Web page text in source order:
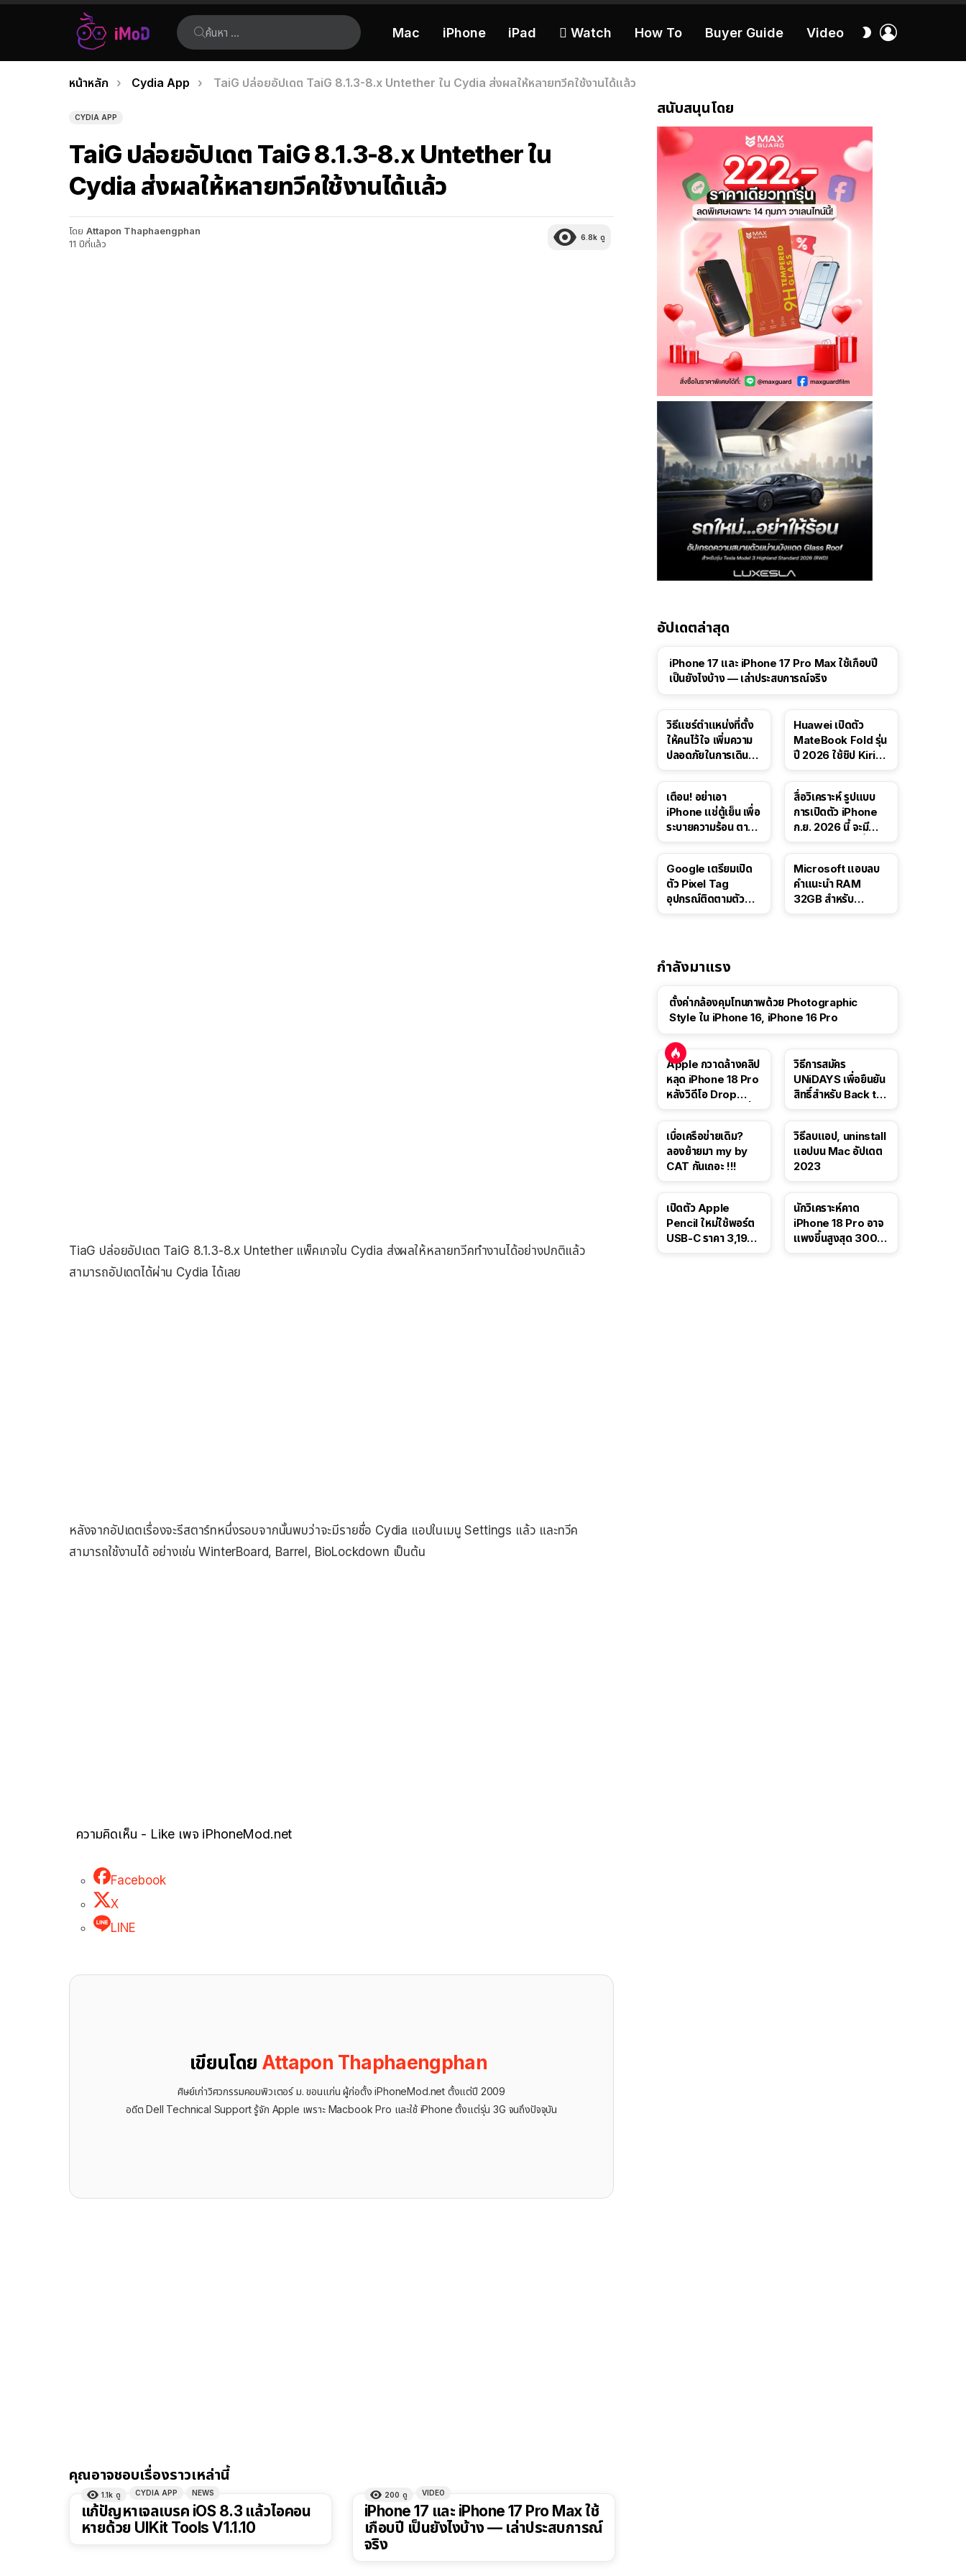
ค้นหา:
Mac iPhone iPad  Watch How To Buyer Guide Video
สลับ
เรื่อง
ล่าสุด
คุณอยู่ที่นี่:
หน้าหลัก Cydia App TaiG ปล่อยอัปเดต TaiG 8.1.3-8.x Untether ใน Cydia ส่งผลให้หลายทวีคใช้งานได้แล้ว
CYDIA APP
TaiG ปล่อยอัปเดต TaiG 8.1.3-8.x Untether ใน
Cydia ส่งผลให้หลายทวีคใช้งานได้แล้ว
โดย Attapon Thaphaengphan
11 ปีที่แล้ว
6.8k ดู
TiaG ปล่อยอัปเดต TaiG 8.1.3-8.x Untether แพ็คเกจใน Cydia ส่งผลให้หลายทวีคทำงานได้อย่างปกติแล้ว
สามารถอัปเดตได้ผ่าน Cydia ได้เลย
หลังจากอัปเดตเรื่องจะรีสตาร์ทหนึ่งรอบจากนั้นพบว่าจะมีรายชื่อ Cydia แอปในเมนู Settings แล้ว และทวีค
สามารถใช้งานได้ อย่างเช่น WinterBoard, Barrel, BioLockdown เป็นต้น
ความคิดเห็น - Like เพจ iPhoneMod.net
Facebook
X
LINE
เขียนโดย Attapon Thaphaengphan
ศิษย์เก่าวิศวกรรมคอมพิวเตอร์ ม. ขอนแก่น ผู้ก่อตั้ง iPhoneMod.net ตั้งแต่ปี 2009
อดีต Dell Technical Support รู้จัก ​Apple เพราะ Macbook Pro และใช้ iPhone ตั้งแต่รุ่น 3G จนถึงปัจจุบัน
คุณอาจชอบเรื่องราวเหล่านี้
1.1k ดู CYDIA APP NEWS
แก้ปัญหาเจลเบรค iOS 8.3 แล้วไอคอน
หายด้วย UIKit Tools V1.1.10
41:47
200 ดู VIDEO
iPhone 17 และ iPhone 17 Pro Max ใช้
เกือบปี เป็นยังไงบ้าง — เล่าประสบการณ์
จริง
สนับสนุนโดย
อัปเดตล่าสุด
41:47
iPhone 17 และ iPhone 17 Pro Max ใช้เกือบปี
เป็นยังไงบ้าง — เล่าประสบการณ์จริง
วิธีแชร์ตำแหน่งที่ตั้ง
ให้คนไว้ใจ เพิ่มความ
ปลอดภัยในการเดิน
Huawei เปิดตัว
MateBook Fold รุ่น
ปี 2026 ใช้ชิป Kirin
เตือน! อย่าเอา
iPhone แช่ตู้เย็น เพื่อ
ระบายความร้อน ตาม
สื่อวิเคราะห์ รูปแบบ
การเปิดตัว iPhone
ก.ย. 2026 นี้ จะมี
Google เตรียมเปิด
ตัว Pixel Tag
อุปกรณ์ติดตามตัว
Microsoft แอบลบ
คำแนะนำ RAM
32GB สำหรับ
กำลังมาแรง
ตั้งค่ากล้องคุมโทนภาพด้วย Photographic
Style ใน iPhone 16, iPhone 16 Pro
Apple กวาดล้างคลิป
หลุด iPhone 18 Pro
หลังวิดีโอ Drop
วิธีการสมัคร
UNiDAYS เพื่อยืนยัน
สิทธิ์สำหรับ Back to
เบื่อเครือข่ายเดิม?
ลองย้ายมา my by
CAT กันเถอะ !!!
วิธีลบแอป, uninstall
แอปบน Mac อัปเดต
2023
เปิดตัว Apple
Pencil ใหม่ใช้พอร์ต
USB-C ราคา 3,190
นักวิเคราะห์คาด
iPhone 18 Pro อาจ
แพงขึ้นสูงสุด 300